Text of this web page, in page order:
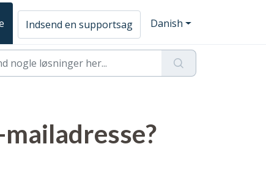
Indsend en supportsag Danish